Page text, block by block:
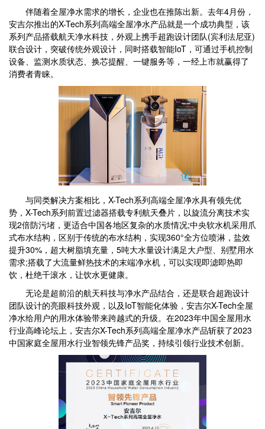
伴随着全屋净水需求的增长，企业也在推陈出新。去年4月份，
安吉尔推出的X-Tech系列高端全屋净水产品就是一个成功典型，该
系列产品搭载航天净水科技，外观上携手超跑设计团队(宾利法尼亚)
联合设计，突破传统外观设计，同时搭载智能IoT，可通过手机控制
设备、监测水质状态、换芯提醒、一键服务等，一经上市就赢得了
消费者青睐。
与同类解决方案相比，X-Tech系列高端全屋净水具有领先优
势，X-Tech系列前置过滤器搭载专利航天叠片，以旋流分离技术实
现2倍防污堵，更适合中国各地区复杂的水质情况;中央软水机采用爪
式布水结构，区别于传统的布水结构，实现360°全方位喷淋，盐效
提升30%，超大树脂填充量，5吨大水量设计满足大户型、别墅用水
需求;搭载了大流量鲜热技术的末端净水机，可以实现即滤即热即
饮，杜绝千滚水，让饮水更健康。
无论是超前沿的航天科技与净水产品结合，还是联合超跑设计
团队设计的亮眼科技外观，以及IoT智能化体验，安吉尔X-Tech全屋
净水给用户的用水体验带来跨越式的升级。在2023年中国全屋用水
行业高峰论坛上，安吉尔X-Tech系列高端全屋净水产品斩获了2023
中国家庭全屋用水行业智领先锋产品奖，持续引领行业技术创新。